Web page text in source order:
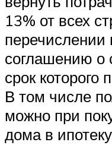
13% от всех
перечислении
соглашению о
срок которого
В том числе
можно при
дома в